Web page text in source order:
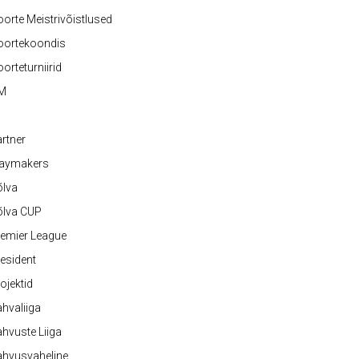
Meistrivõistlused
CUP
League
Liiga